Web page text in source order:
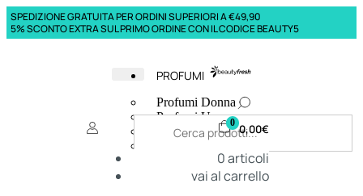
SPEDIZIONE GRATUITA PER ORDINI SUPERIORI A €49,90
5% SCONTO EXTRA SUL PRIMO ORDINE CON IL CODICE BEAUTY5
PROFUMI
Profumi Donna
Profumi Uomo
Deodoranti Donna
Corpo Donna
Corpo Uomo
0 0,00€
0articoli
vai al carrello